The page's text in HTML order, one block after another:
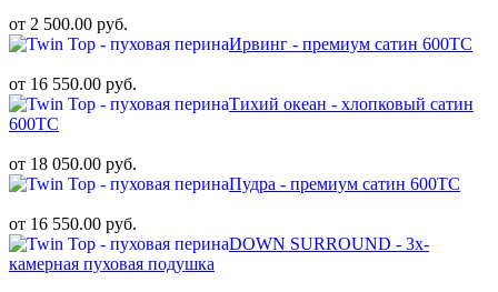
от 2 500.00 руб.
Ирвинг - премиум сатин 600ТС
от 16 550.00 руб.
Тихий океан - хлопковый сатин
600ТС
от 18 050.00 руб.
Пудра - премиум сатин 600ТС
от 16 550.00 руб.
DOWN SURROUND - 3х-
камерная пуховая подушка